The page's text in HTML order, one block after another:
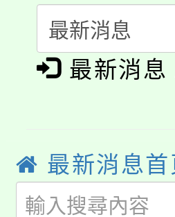
會
115年食農
程
「本色祭
局官網。
8月14至
開!
115年桃
最新消息
最新消息